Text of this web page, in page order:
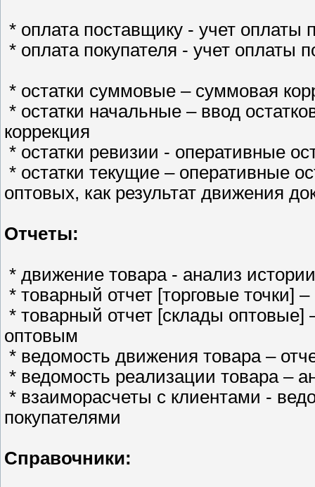
* оплата поставщику - учет оплаты
* оплата покупателя - учет оплаты
* остатки суммовые – суммовая
* остатки начальные – ввод
коррекция
* остатки ревизии - оперативные
* остатки текущие – оперативные
оптовых, как результат движения
Отчеты:
* движение товара - анализ
* товарный отчет [торговые точки]
* товарный отчет [склады оптовые]
оптовым
* ведомость движения товара –
* ведомость реализации товара –
* взаиморасчеты с клиентами -
покупателями
Справочники: